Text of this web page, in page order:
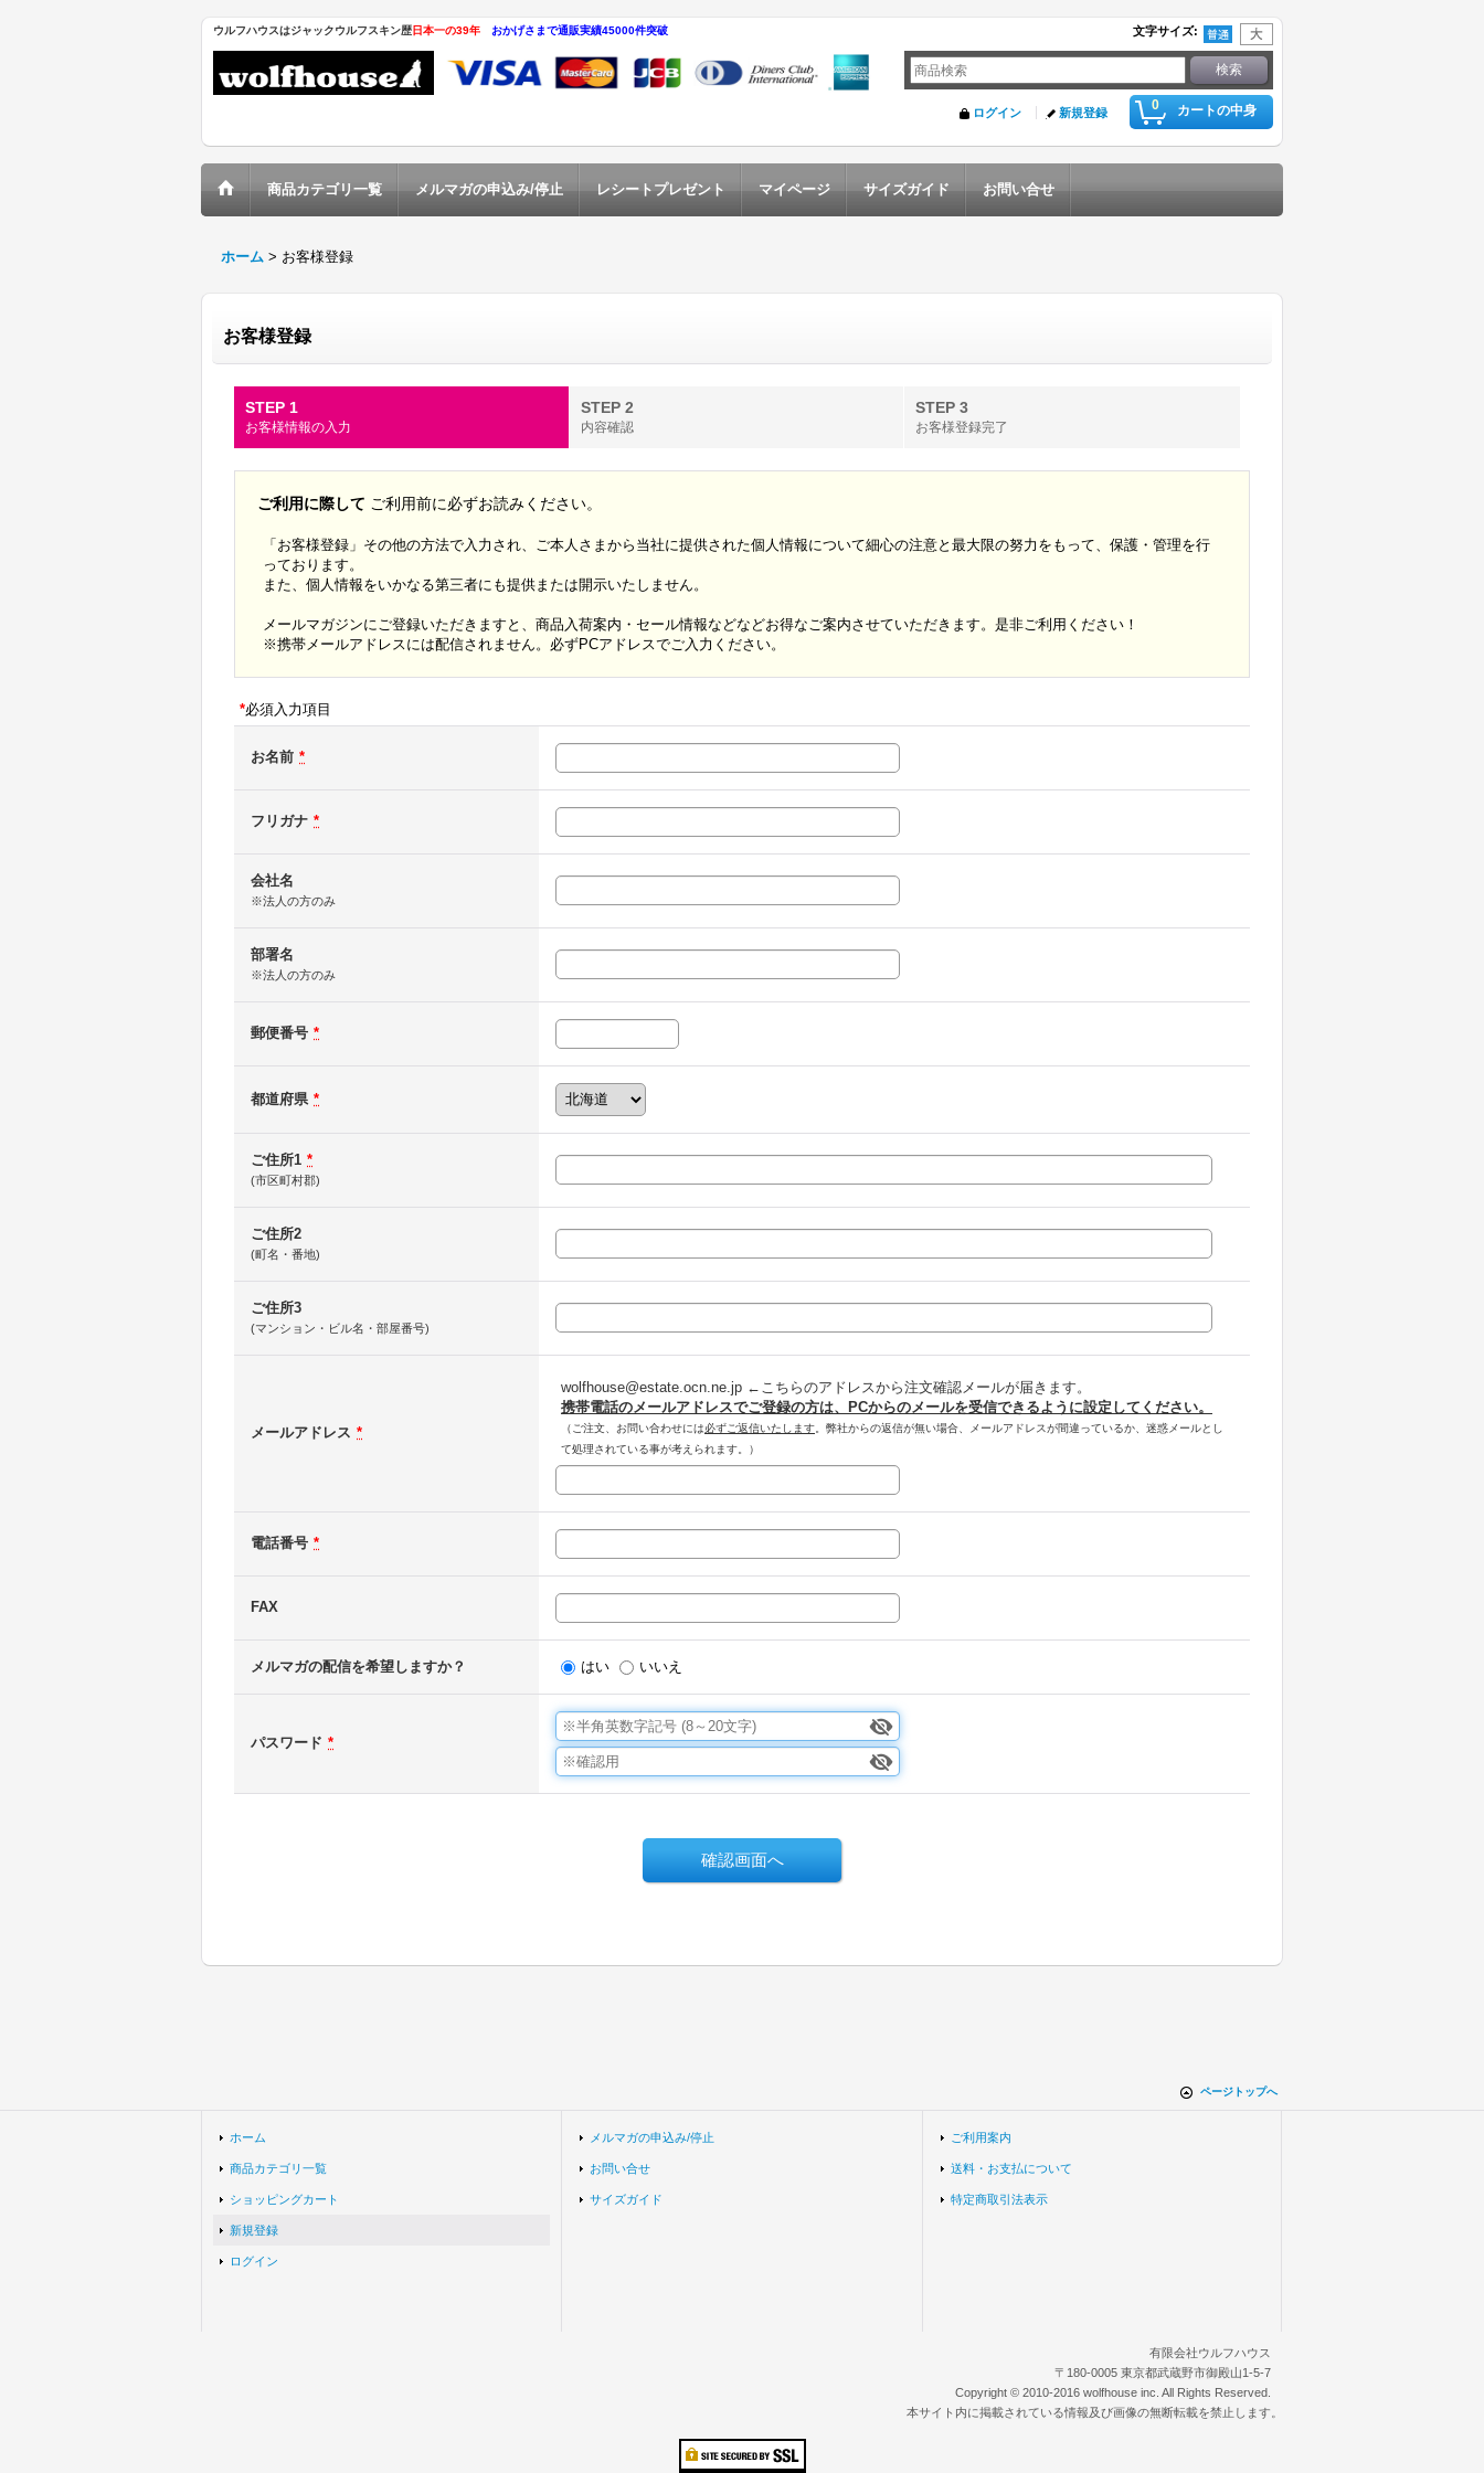
ウルフハウスはジャックウルフスキン歴日本一の39年 おかげさまで通販実績45000件突破 文字サイズ:
0 カートの中身
ログイン 新規登録
商品カテゴリ一覧 メルマガの申込み/停止 レシートプレゼント マイページ サイズガイド お問い合せ
ホーム > お客様登録
お客様登録
STEP 1
お客様情報の入力
STEP 2
内容確認
STEP 3
お客様登録完了
ご利用に際して ご利用前に必ずお読みください。
「お客様登録」その他の方法で入力され、ご本人さまから当社に提供された個人情報について細心の注意と最大限の努力をもって、保護・管理を行
っております。
また、個人情報をいかなる第三者にも提供または開示いたしません。
メールマガジンにご登録いただきますと、商品入荷案内・セール情報などなどお得なご案内させていただきます。是非ご利用ください！
※携帯メールアドレスには配信されません。必ずPCアドレスでご入力ください。
*必須入力項目
お名前 *
フリガナ *
会社名
※法人の方のみ
部署名
※法人の方のみ
郵便番号 *
都道府県 *
ご住所1 *
(市区町村郡)
ご住所2
(町名・番地)
ご住所3
(マンション・ビル名・部屋番号)
メールアドレス *
wolfhouse@estate.ocn.ne.jp ←こちらのアドレスから注文確認メールが届きます。
携帯電話のメールアドレスでご登録の方は、PCからのメールを受信できるように設定してください。
（ご注文、お問い合わせには必ずご返信いたします 。弊社からの返信が無い場合、メールアドレスが間違っているか、迷惑メールとし
て処理されている事が考えられます。）
電話番号 *
FAX
メルマガの配信を希望しますか？ はい いいえ
パスワード *
ページトップへ
ホーム
商品カテゴリ一覧
ショッピングカート
新規登録
ログイン
メルマガの申込み/停止
お問い合せ
サイズガイド
ご利用案内
送料・お支払について
特定商取引法表示
有限会社ウルフハウス
〒180-0005 東京都武蔵野市御殿山1-5-7
Copyright © 2010-2016 wolfhouse inc. All Rights Reserved.
本サイト内に掲載されている情報及び画像の無断転載を禁止します。